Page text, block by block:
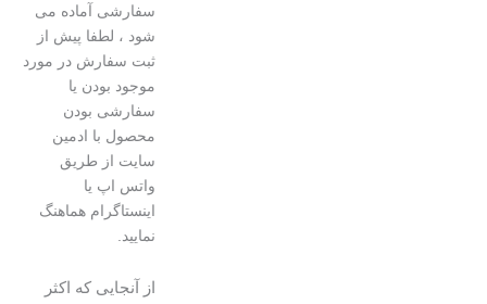
سفارشی آماده می
شود ، لطفا پیش از
ثبت سفارش در مورد
موجود بودن یا
سفارشی بودن
محصول با ادمین
سایت از طریق
واتس اپ یا
اینستاگرام هماهنگ
از آنجایی که اکثر